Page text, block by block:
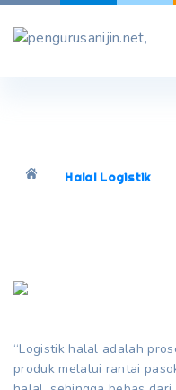
Skip
Halal Logistik
“Logistik halal adalah
produk melalui rantai